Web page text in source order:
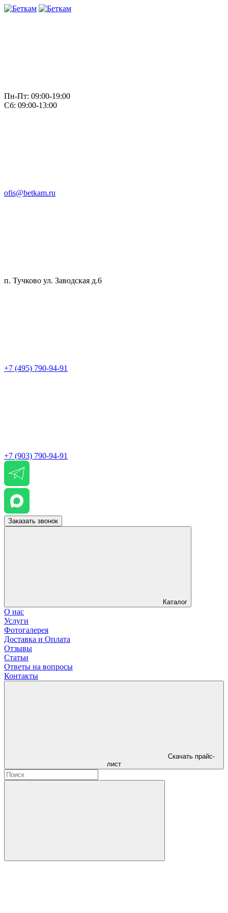
Пн-Пт: 09:00-19:00
Сб: 09:00-13:00
ofis@betkam.ru
п. Тучково ул. Заводская д.6
+7 (495) 790-94-91
+7 (903) 790-94-91
Заказать звонок
Каталог
О нас
Услуги
Фотогалерея
Доставка и Оплата
Отзывы
Статьи
Ответы на вопросы
Контакты
Скачать прайс-
лист